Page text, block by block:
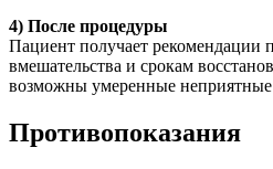
4) После процедуры
Пациент получает рекомендации
вмешательства и срокам
возможны умеренные
Противопоказания